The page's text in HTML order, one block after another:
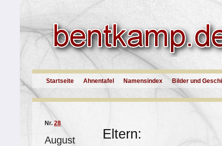
Startseite Ahnentafel Namensindex Bilder und
Nr. 28
August
Eltern: